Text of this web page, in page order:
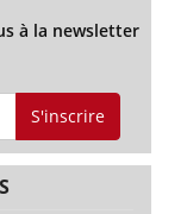
à la newsletter
S'inscrire